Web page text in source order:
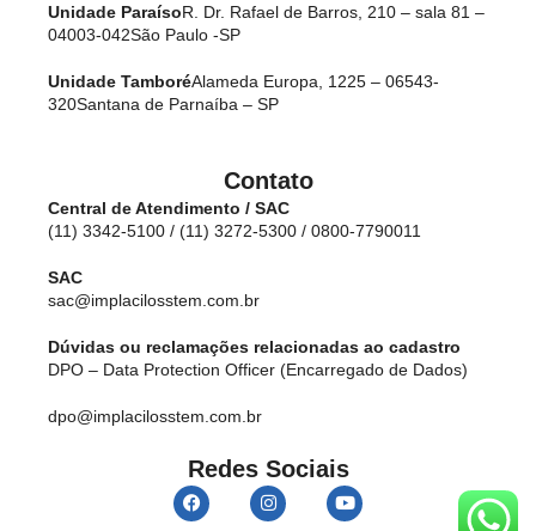
Unidade ParaísoR. Dr. Rafael de Barros, 210 – sala 81 –
04003-042São Paulo -SP
Unidade TamboréAlameda Europa, 1225 – 06543-
320Santana de Parnaíba – SP
Contato
Central de Atendimento / SAC
(11) 3342-5100 / (11) 3272-5300 / 0800-7790011
SAC
sac@implacilosstem.com.br
Dúvidas ou reclamações relacionadas ao cadastro
DPO – Data Protection Officer (Encarregado de Dados)
dpo@implacilosstem.com.br
Redes Sociais